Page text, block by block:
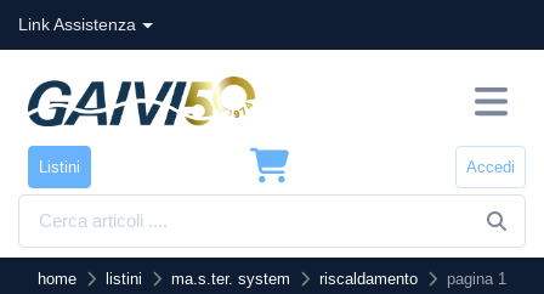
Link Assistenza
Listini Accedi
home listini ma.s.ter. system riscaldamento pagina 1